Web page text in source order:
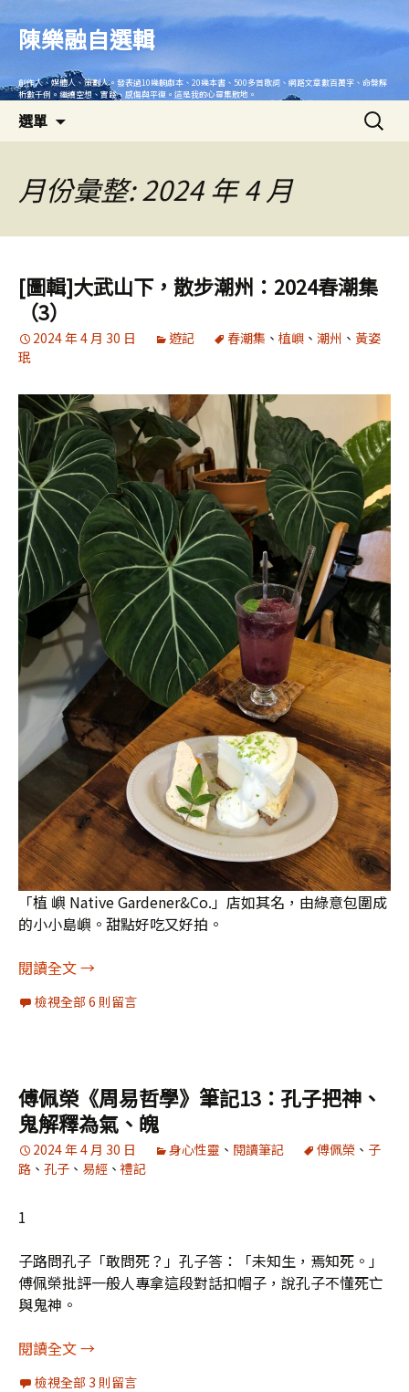
內
陳樂融自選輯
創作人、媒體人、策劃人。發表過10幾齣劇本、20幾本書、500多首歌詞、網路文章數百萬字、命盤解
析數千例。繼續空想、實踐、感傷與平復。這是我的心靈集散地。
選單
搜
尋
月份彙整: 2024 年 4 月
[圖輯]大武山下，散步潮州：2024春潮集
（3）
2024 年 4 月 30 日 遊記 春潮集 、 植嶼 、 潮州 、 黃姿
珉
「植 嶼 Native Gardener&Co.」店如其名，由綠意包圍成
的小小島嶼。甜點好吃又好拍。
閱讀全文[圖輯]大武山下，散步潮州：2024春潮集（3）
→
檢視全部 6 則留言
傅佩榮《周易哲學》筆記13：孔子把神、
鬼解釋為氣、魄
2024 年 4 月 30 日 身心性靈 、 閱讀筆記 傅佩榮 、 子
路 、 孔子 、 易經 、禮記
1
子路問孔子「敢問死？」孔子答：「未知生，焉知死。」
傅佩榮批評一般人專拿這段對話扣帽子，說孔子不懂死亡
與鬼神。
閱讀全文傅佩榮《周易哲學》筆記13：孔子把神、鬼解釋為
→
檢視全部 3 則留言